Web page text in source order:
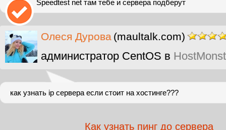
Speedtest net там тебе и сервера подберут
Олеся Дурова (maultalk.com)
администратор CentOS в
как узнать ip сервера если стоит на хостинге???
Как узнать пинг до сервера